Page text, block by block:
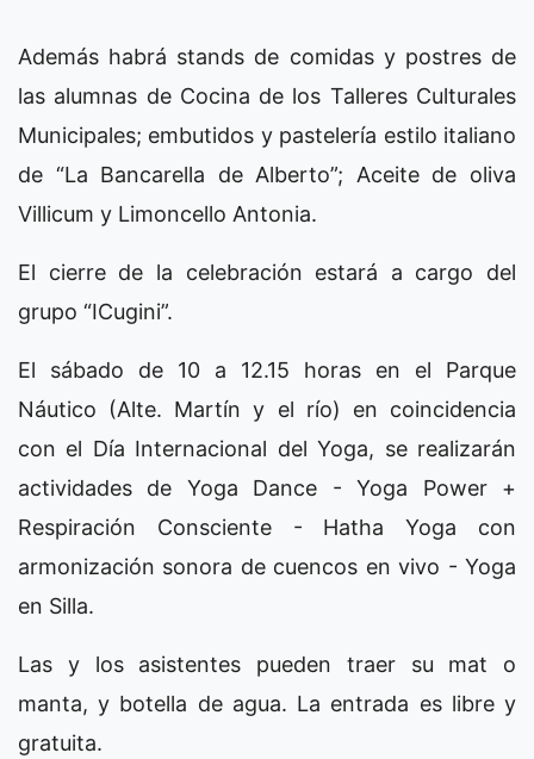
Además habrá stands de comidas y postres de
las alumnas de Cocina de los Talleres Culturales
Municipales; embutidos y pastelería estilo italiano
de “La Bancarella de Alberto”; Aceite de oliva
Villicum y Limoncello Antonia.
El cierre de la celebración estará a cargo del
grupo “ICugini”.
El sábado de 10 a 12.15 horas en el Parque
Náutico (Alte. Martín y el río) en coincidencia
con el Día Internacional del Yoga, se realizarán
actividades de Yoga Dance - Yoga Power +
Respiración Consciente - Hatha Yoga con
armonización sonora de cuencos en vivo - Yoga
en Silla.
Las y los asistentes pueden traer su mat o
manta, y botella de agua. La entrada es libre y
gratuita.